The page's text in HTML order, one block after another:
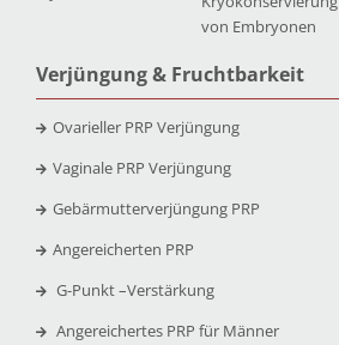
von Embryonen
Verjüngung & Fruchtbarkeit
Ovarieller PRP Verjüngung
Vaginale PRP Verjüngung
Gebärmutterverjüngung PRP
Angereicherten PRP
G-Punkt –Verstärkung
Angereichertes PRP für Männer